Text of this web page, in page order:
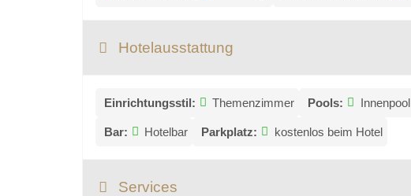
Hotelausstattung
Einrichtungsstil: Themenzimmer Pools: Innenpool
Bar: Hotelbar Parkplatz: kostenlos beim Hotel
Services